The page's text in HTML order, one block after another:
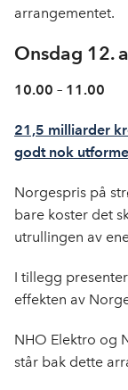
arrangementet.
Onsdag 12.
10.00 – 11.00
21,5 milliarder
godt nok
Norgespris på
bare koster det
utrullingen av
I tillegg
effekten av
NHO Elektro og
står bak dette